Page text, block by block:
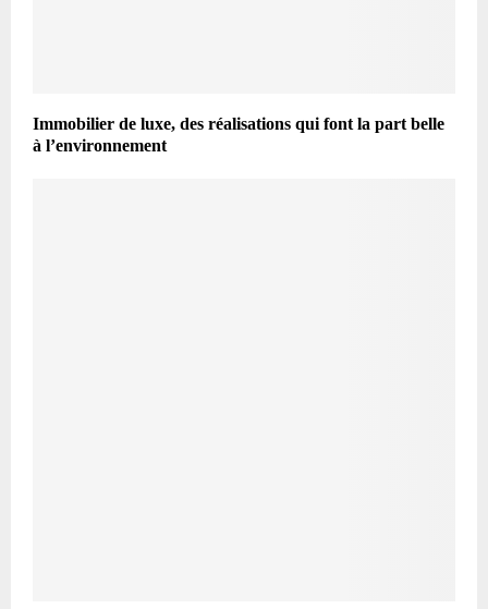
Immobilier de luxe, des réalisations qui font la part belle
à l’environnement